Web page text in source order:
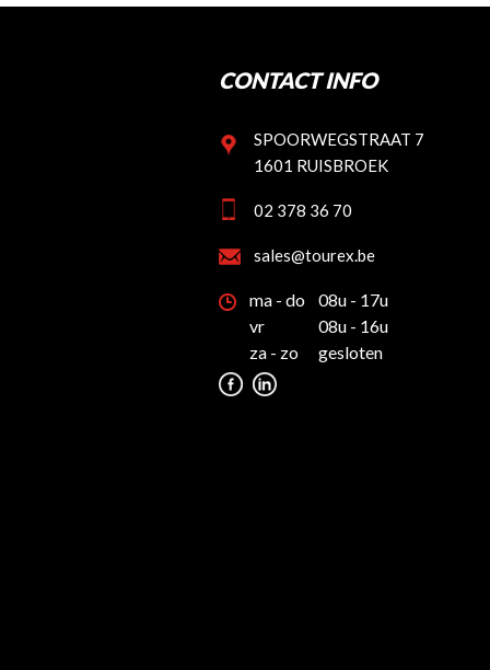
CONTACT INFO
SPOORWEGSTRAAT 7
1601 RUISBROEK
02 378 36 70
sales@tourex.be
ma - do
08u - 17u
vr
08u - 16u
za - zo
gesloten